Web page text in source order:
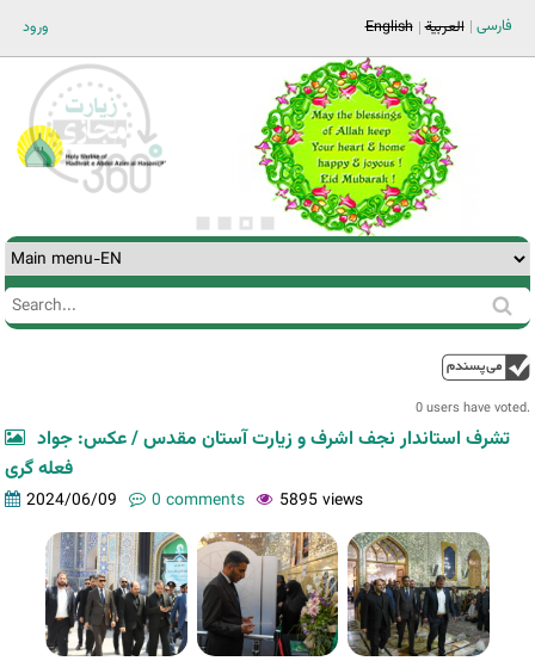
ورود فارسی العربية English
Search
Search
0 users have voted.
تشرف استاندار نجف اشرف و زیارت آستان مقدس / عکس: جواد
فعله گری
2024/06/09 0 comments 5895 views